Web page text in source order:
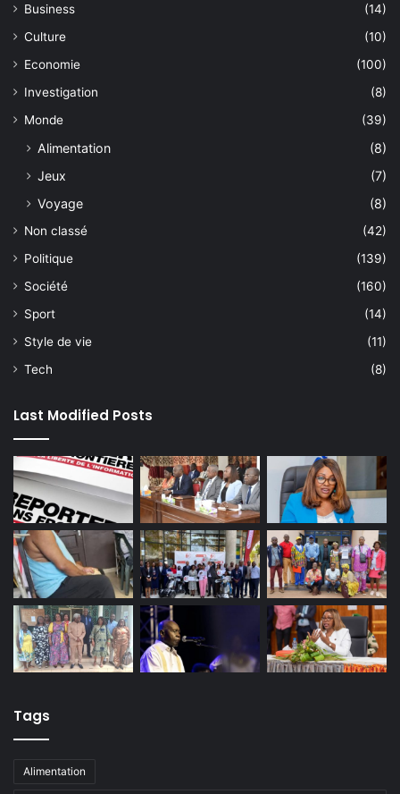
Business
(14)
Culture
(10)
Economie
(100)
Investigation
(8)
Monde
(39)
Alimentation
(8)
Jeux
(7)
Voyage
(8)
Non classé
(42)
Politique
(139)
Société
(160)
Sport
(14)
Style de vie
(11)
Tech
(8)
Last Modified Posts
Tags
Alimentation